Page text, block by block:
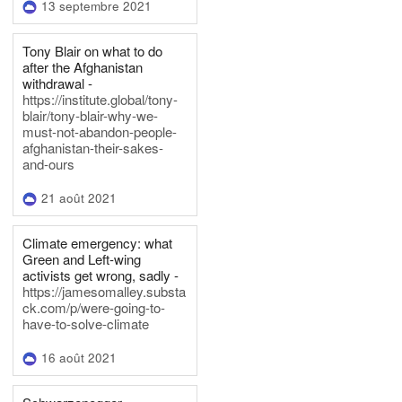
13 septembre 2021
Tony Blair on what to do
after the Afghanistan
withdrawal -
https://institute.global/tony-
blair/tony-blair-why-we-
must-not-abandon-people-
afghanistan-their-sakes-
and-ours
21 août 2021
Climate emergency: what
Green and Left-wing
activists get wrong, sadly -
https://jamesomalley.substa
ck.com/p/were-going-to-
have-to-solve-climate
16 août 2021